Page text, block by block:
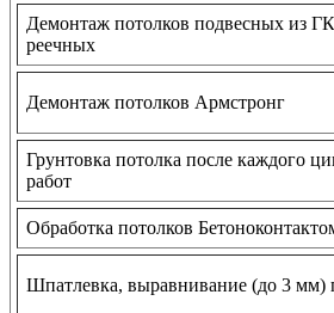
Демонтаж потолков подвесных из
реечных
Демонтаж потолков Армстронг
Грунтовка потолка после каждого
работ
Обработка потолков
Шпатлевка, выравнивание (до 3 мм)